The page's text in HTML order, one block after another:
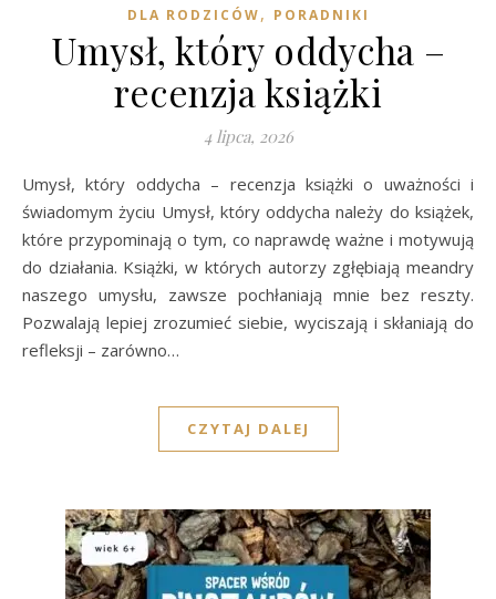
DLA RODZICÓW, PORADNIKI
Umysł, który oddycha –
recenzja książki
4 lipca, 2026
Umysł, który oddycha – recenzja książki o uważności i
świadomym życiu Umysł, który oddycha należy do książek,
które przypominają o tym, co naprawdę ważne i motywują
do działania. Książki, w których autorzy zgłębiają meandry
naszego umysłu, zawsze pochłaniają mnie bez reszty.
Pozwalają lepiej zrozumieć siebie, wyciszają i skłaniają do
refleksji – zarówno…
CZYTAJ DALEJ